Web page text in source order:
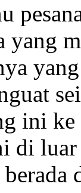
yang
ini ke
di luar